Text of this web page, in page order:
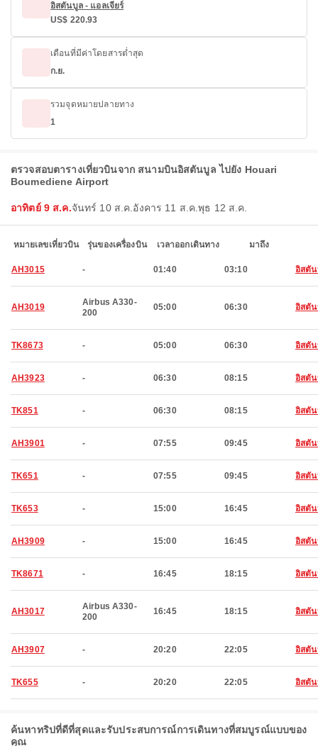
อิสตันบูล - แอลเจียร์
US$ 220.93
เดือนที่มีค่าโดยสารต่ำสุด
ก.ย.
รวมจุดหมายปลายทาง
1
ตรวจสอบตารางเที่ยวบินจาก สนามบินอิสตันบูล ไปยัง Houari
Boumediene Airport
อาทิตย์ 9 ส.ค.จันทร์ 10 ส.ค. อังคาร 11 ส.ค.พุธ 12 ส.ค.
หมายเลขเที่ยวบิน รุ่นของเครื่องบิน เวลาออกเดินทาง มาถึง
AH3015 - 01:40 03:10 อิสตั
AH3019
Airbus A330-
200
05:00 06:30 อิสตั
TK8673 - 05:00 06:30 อิสตั
AH3923 - 06:30 08:15 อิสตั
TK851 - 06:30 08:15 อิสตั
AH3901 - 07:55 09:45 อิสตั
TK651 - 07:55 09:45 อิสตั
TK653 - 15:00 16:45 อิสตั
AH3909 - 15:00 16:45 อิสตั
TK8671 - 16:45 18:15 อิสตั
AH3017
Airbus A330-
200
16:45 18:15 อิสตั
AH3907 - 20:20 22:05 อิสตั
TK655 - 20:20 22:05 อิสตั
ค้นหาทริปที่ดีที่สุดและรับประสบการณ์การเดินทางที่สมบูรณ์แบบของ
คุณ